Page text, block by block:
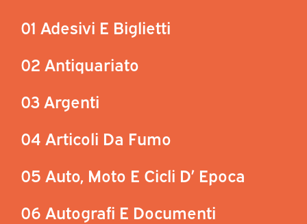
01 Adesivi E Biglietti
02 Antiquariato
03 Argenti
04 Articoli Da Fumo
05 Auto, Moto E Cicli D’ Epoca
06 Autografi E Documenti